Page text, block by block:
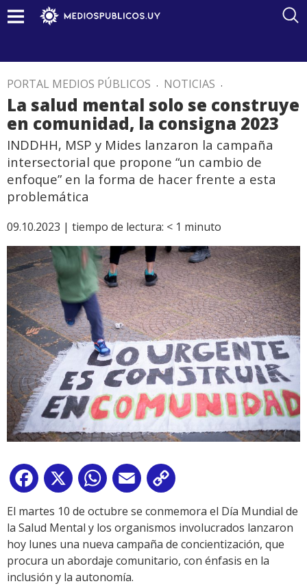
PORTAL MEDIOS PÚBLICOS . NOTICIAS .
La salud mental solo se construye
en comunidad, la consigna 2023
INDDHH, MSP y Mides lanzaron la campaña
intersectorial que propone “un cambio de
enfoque” en la forma de hacer frente a esta
problemática
09.10.2023 | tiempo de lectura: < 1 minuto
Facebook
X WhatsApp
Email
Link
El martes 10 de octubre se conmemora el Día Mundial de
la Salud Mental y los organismos involucrados lanzaron
hoy lunes una nueva campaña de concientización, que
procura un abordaje comunitario, con énfasis en la
inclusión y la autonomía.